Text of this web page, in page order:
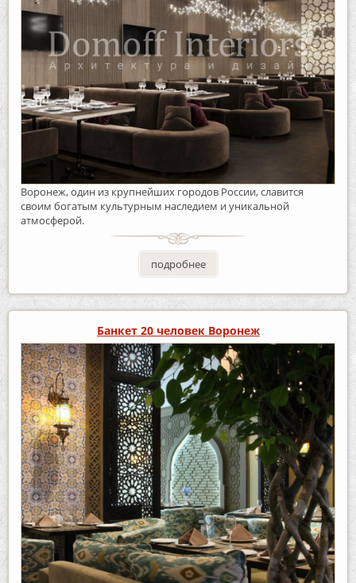
Воронеж, один из крупнейших городов России, славится
своим богатым культурным наследием и уникальной
атмосферой.
подробнее
Банкет 20 человек Воронеж